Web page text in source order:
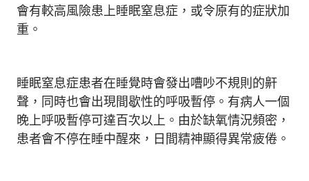
會有較高風險患上睡眠窒息症，或令原有的症狀加
重。
睡眠窒息症患者在睡覺時會發出嘈吵不規則的鼾
聲，同時也會出現間歇性的呼吸暫停。有病人一個
晚上呼吸暫停可達百次以上。由於缺氧情況頻密，
患者會不停在睡中醒來，日間精神顯得異常疲倦。